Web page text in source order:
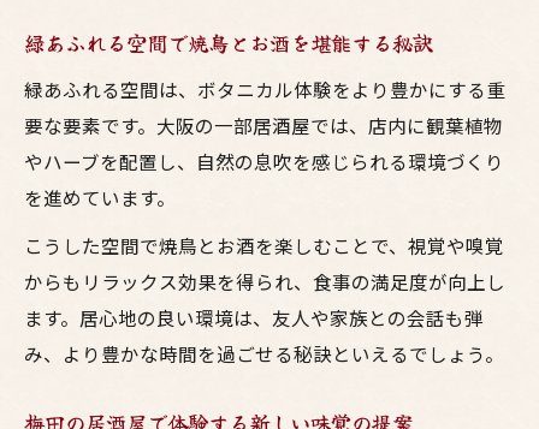
緑あふれる空間で焼鳥とお酒を堪能する秘訣
緑あふれる空間は、ボタニカル体験をより豊かにする重
要な要素です。大阪の一部居酒屋では、店内に観葉植物
やハーブを配置し、自然の息吹を感じられる環境づくり
を進めています。
こうした空間で焼鳥とお酒を楽しむことで、視覚や嗅覚
からもリラックス効果を得られ、食事の満足度が向上し
ます。居心地の良い環境は、友人や家族との会話も弾
み、より豊かな時間を過ごせる秘訣といえるでしょう。
梅田の居酒屋で体験する新しい味覚の提案